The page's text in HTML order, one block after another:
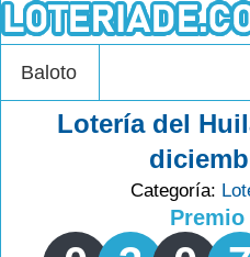
Baloto
Lotería del
Categoría: